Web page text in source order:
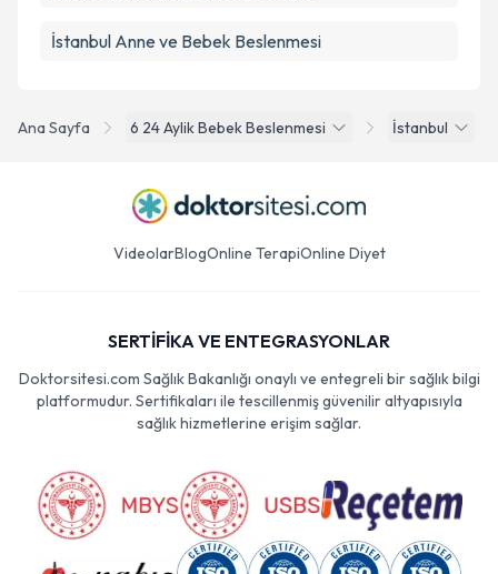
Ana Sayfa 6 24 Aylik Bebek Beslenmesi İstanbul
İstanbul Anne ve Bebek Beslenmesi
VideolarBlogOnline TerapiOnline Diyet
SERTİFİKA VE ENTEGRASYONLAR
Doktorsitesi.com Sağlık Bakanlığı onaylı ve entegreli bir sağlık bilgi
platformudur. Sertifikaları ile tescillenmiş güvenilir altyapısıyla
sağlık hizmetlerine erişim sağlar.